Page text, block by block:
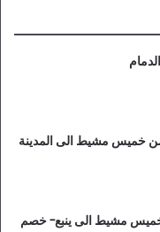
من خميس مشيط الى المدينة
مشيط الى ينبع- خصم